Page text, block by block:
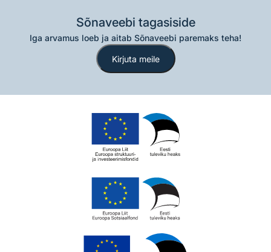
Sõnaveebi tagasiside
Iga arvamus loeb ja aitab Sõnaveebi paremaks teha!
Kirjuta meile